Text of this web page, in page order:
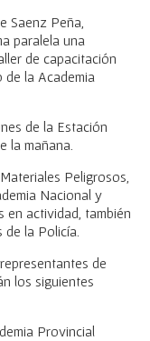
Saenz Peña,
paralela una
de capacitación
la Academia
de la Estación
la mañana.
Peligrosos,
Nacional y
en actividad, también
la Policía.
de
los siguientes
Provincial